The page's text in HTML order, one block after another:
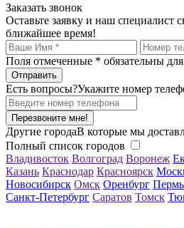
Заказать звонок
Оставьте заявку и наш специалист
ближайшее время!
Поля отмеченные * обязательны
Есть вопросы?Укажите номер
Перезвоните мне!
Другие городаВ которые мы
Полный список городов
Владивосток Волгоград Воронеж
Казань Краснодар Красноярск
Новосибирск Омск Оренбург Пермь
Санкт-Петербург Саратов Томск